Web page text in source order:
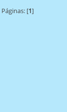
Páginas: [1]